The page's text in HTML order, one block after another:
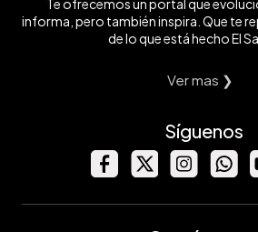
Te ofrecemos un portal que
informa, pero también inspira. Que te
de lo que está hecho El
Ver mas ❯
Síguenos